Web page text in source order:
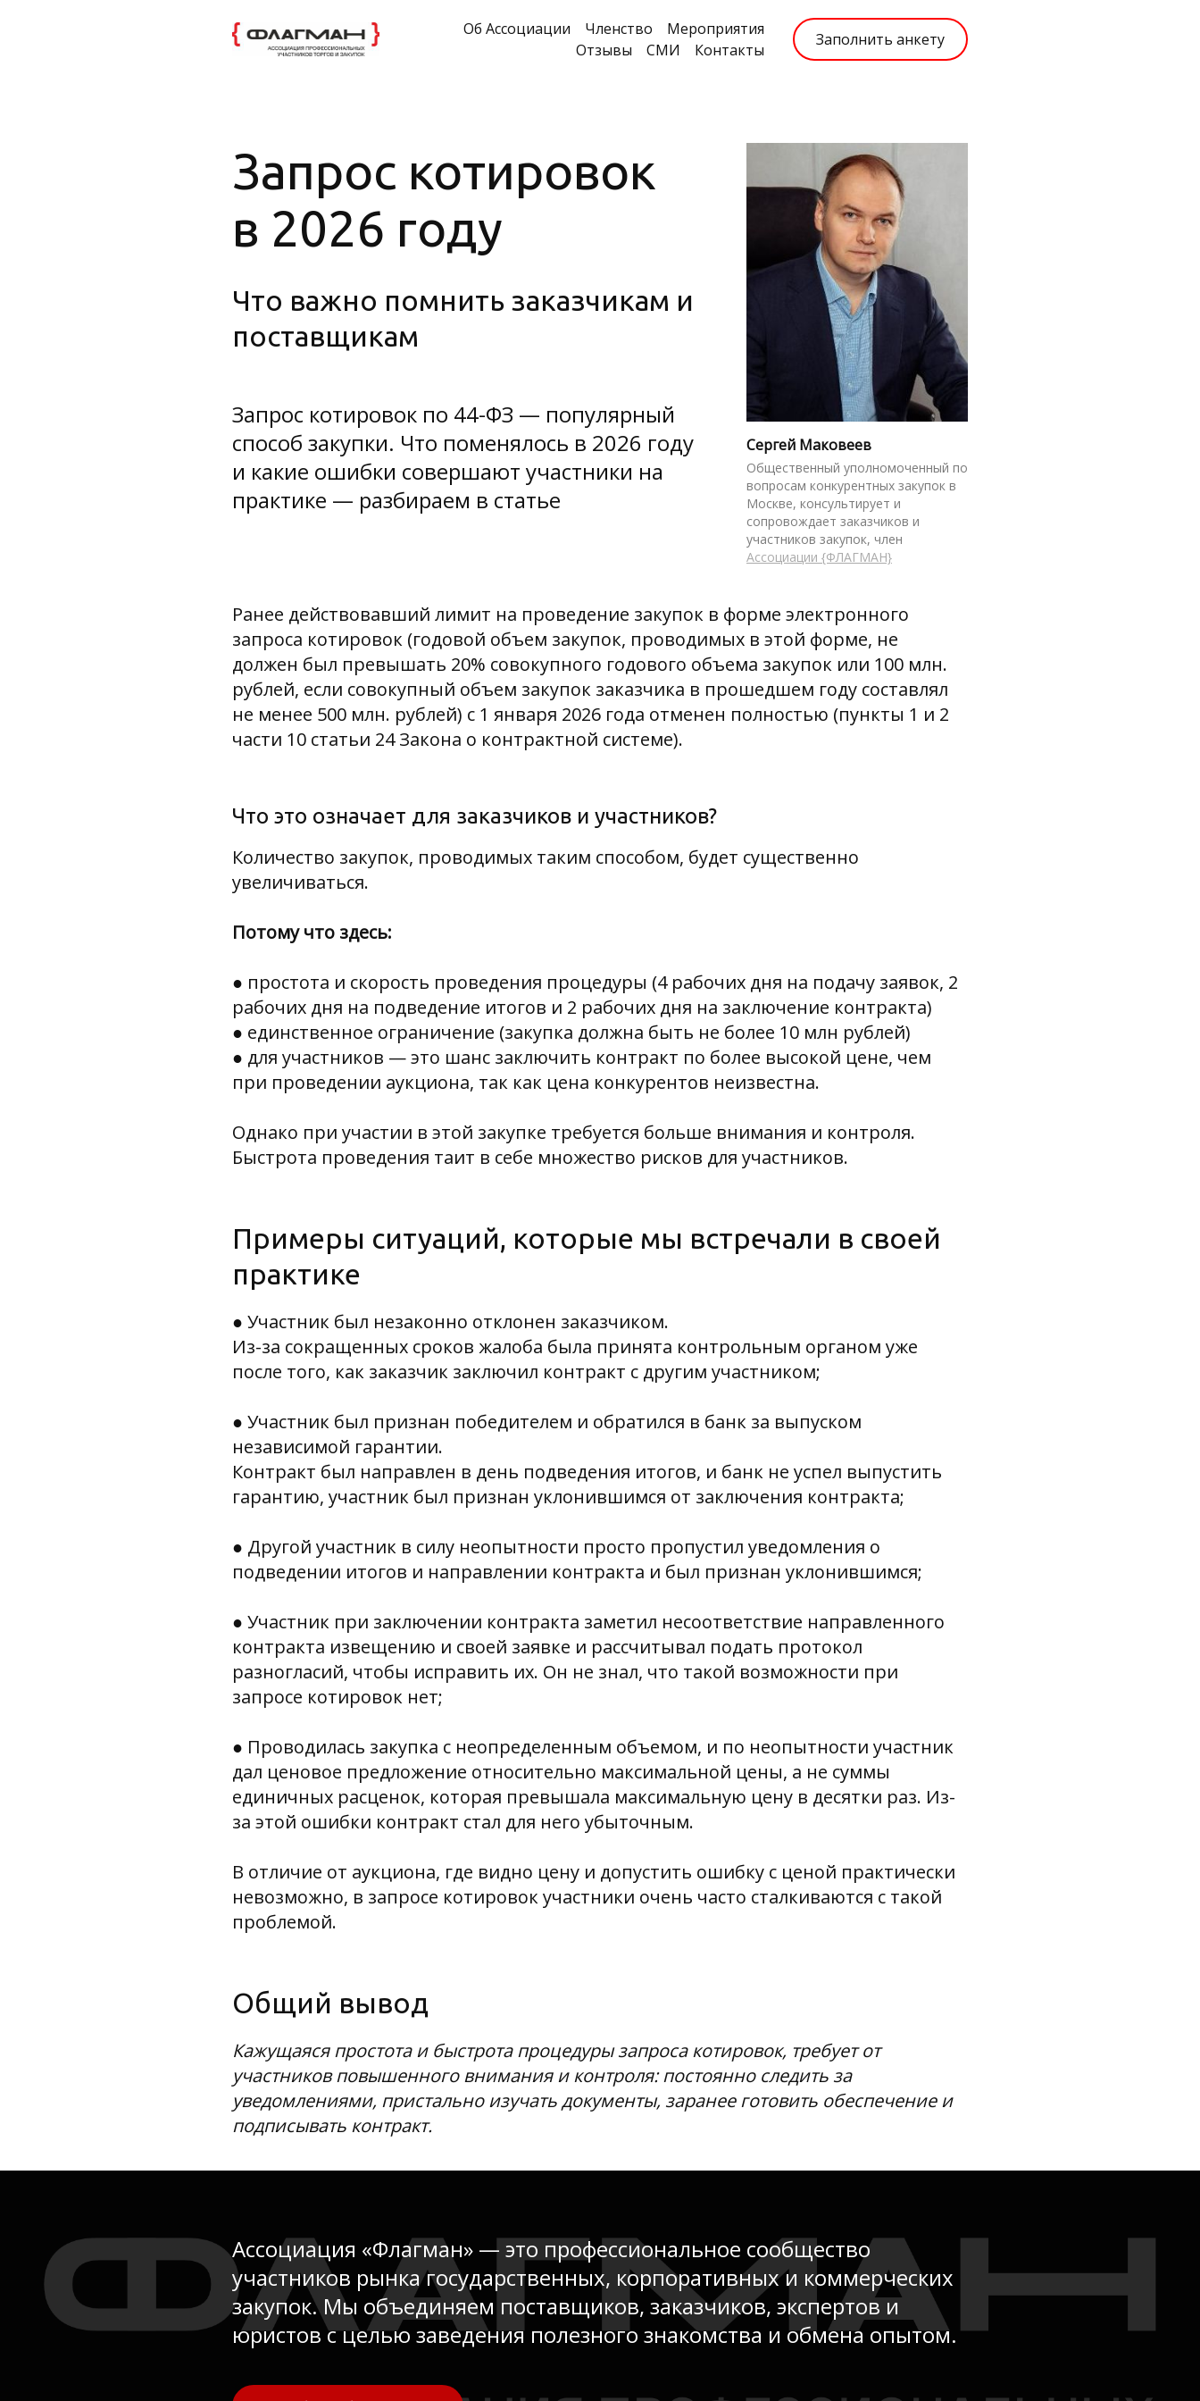
Об Ассоциации Членство
Мероприятия
Отзывы
СМИ Контакты
Заполнить анкету
Запрос котировок
в 2026 году
Что важно помнить заказчикам и
поставщикам
Запрос котировок по 44-ФЗ — популярный
способ закупки. Что поменялось в 2026 году
и какие ошибки совершают участники на
практике — разбираем в статье
Сергей Маковеев
Общественный уполномоченный по
вопросам конкурентных закупок в
Москве, консультирует и
сопровождает заказчиков и
участников закупок, член
Ассоциации {ФЛАГМАН}
Ранее действовавший лимит на проведение закупок в форме электронного
запроса котировок (годовой объем закупок, проводимых в этой форме, не
должен был превышать 20% совокупного годового объема закупок или 100 млн.
рублей, если совокупный объем закупок заказчика в прошедшем году составлял
не менее 500 млн. рублей) с 1 января 2026 года отменен полностью (пункты 1 и 2
части 10 статьи 24 Закона о контрактной системе).
Что это означает для заказчиков и участников?
Количество закупок, проводимых таким способом, будет существенно
увеличиваться.
Потому что здесь:
● простота и скорость проведения процедуры (4 рабочих дня на подачу заявок, 2
рабочих дня на подведение итогов и 2 рабочих дня на заключение контракта)
● единственное ограничение (закупка должна быть не более 10 млн рублей)
● для участников — это шанс заключить контракт по более высокой цене, чем
при проведении аукциона, так как цена конкурентов неизвестна.
Однако при участии в этой закупке требуется больше внимания и контроля.
Быстрота проведения таит в себе множество рисков для участников.
Примеры ситуаций, которые мы встречали в своей
практике
● Участник был незаконно отклонен заказчиком.
Из-за сокращенных сроков жалоба была принята контрольным органом уже
после того, как заказчик заключил контракт с другим участником;
● Участник был признан победителем и обратился в банк за выпуском
независимой гарантии.
Контракт был направлен в день подведения итогов, и банк не успел выпустить
гарантию, участник был признан уклонившимся от заключения контракта;
● Другой участник в силу неопытности просто пропустил уведомления о
подведении итогов и направлении контракта и был признан уклонившимся;
● Участник при заключении контракта заметил несоответствие направленного
контракта извещению и своей заявке и рассчитывал подать протокол
разногласий, чтобы исправить их. Он не знал, что такой возможности при
запросе котировок нет;
● Проводилась закупка с неопределенным объемом, и по неопытности участник
дал ценовое предложение относительно максимальной цены, а не суммы
единичных расценок, которая превышала максимальную цену в десятки раз. Из-
за этой ошибки контракт стал для него убыточным.
В отличие от аукциона, где видно цену и допустить ошибку с ценой практически
невозможно, в запросе котировок участники очень часто сталкиваются с такой
проблемой.
Общий вывод
Кажущаяся простота и быстрота процедуры запроса котировок, требует от
участников повышенного внимания и контроля: постоянно следить за
уведомлениями, пристально изучать документы, заранее готовить обеспечение и
подписывать контракт.
Ассоциация «Флагман» — это профессиональное сообщество
участников рынка государственных, корпоративных и коммерческих
закупок. Мы объединяем поставщиков, заказчиков, экспертов и
юристов с целью заведения полезного знакомства и обмена опытом.